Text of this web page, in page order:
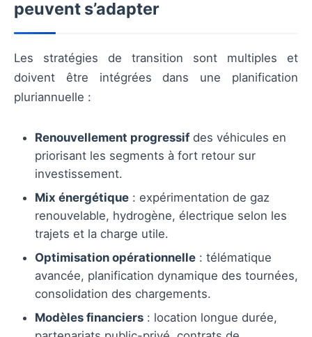
peuvent s’adapter
Les stratégies de transition sont multiples et
doivent être intégrées dans une planification
pluriannuelle :
Renouvellement progressifdes véhicules en
priorisant les segments à fort retour sur
investissement.
Mix énergétique : expérimentation de gaz
renouvelable, hydrogène, électrique selon les
trajets et la charge utile.
Optimisation opérationnelle : télématique
avancée, planification dynamique des tournées,
consolidation des chargements.
Modèles financiers : location longue durée,